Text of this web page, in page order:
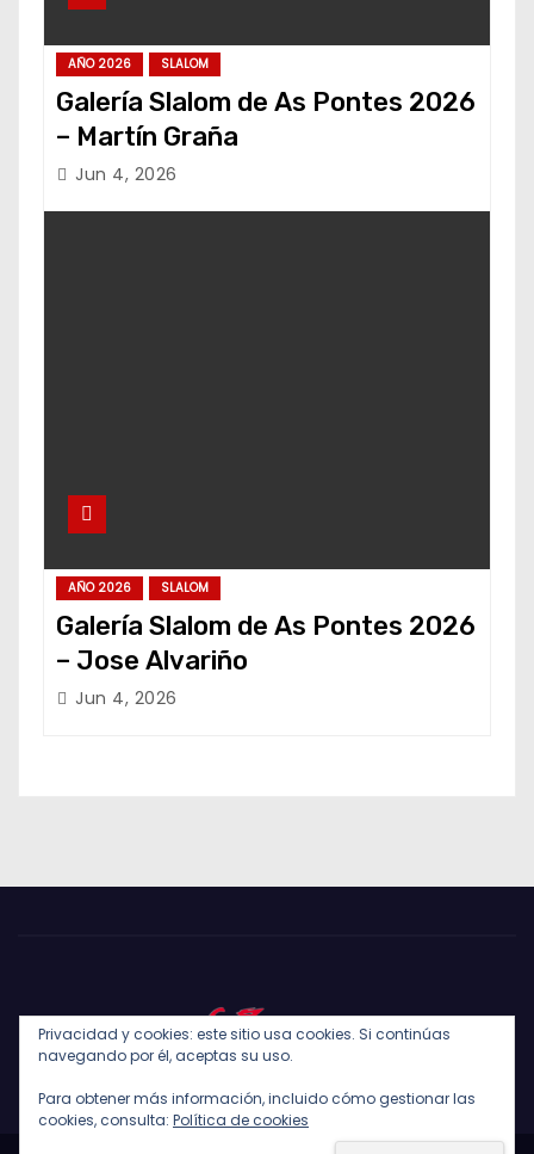
AÑO 2026 SLALOM
Galería Slalom de As Pontes 2026
– Martín Graña
Jun 4, 2026
AÑO 2026 SLALOM
Galería Slalom de As Pontes 2026
– Jose Alvariño
Jun 4, 2026
Privacidad y cookies: este sitio usa cookies. Si continúas
navegando por él, aceptas su uso.
Para obtener más información, incluido cómo gestionar las
cookies, consulta: Política de cookies